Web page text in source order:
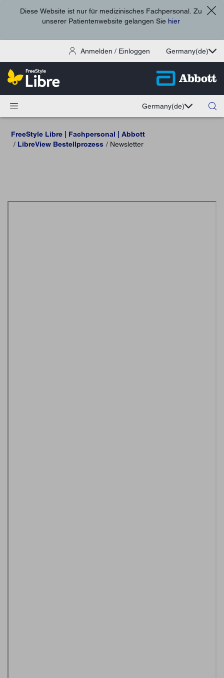
Diese Website ist nur für medizinisches Fachpersonal. Zu
unserer Patientenwebsite gelangen Sie hier
Anmelden / Einloggen Germany(de)
Germany(de)
FreeStyle Libre | Fachpersonal | Abbott
LibreView Bestellprozess
Newsletter